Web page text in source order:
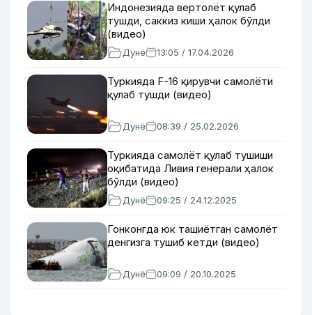
Индонезияда вертолёт қулаб
тушди, саккиз киши ҳалок бўлди
(видео)
Дунё 13:05 / 17.04.2026
Туркияда F-16 қирувчи самолёти
қулаб тушди (видео)
Дунё 08:39 / 25.02.2026
Туркияда самолёт қулаб тушиши
оқибатида Ливия генерали ҳалок
бўлди (видео)
Дунё 09:25 / 24.12.2025
Гонконгда юк ташиётган самолёт
денгизга тушиб кетди (видео)
Дунё 09:09 / 20.10.2025